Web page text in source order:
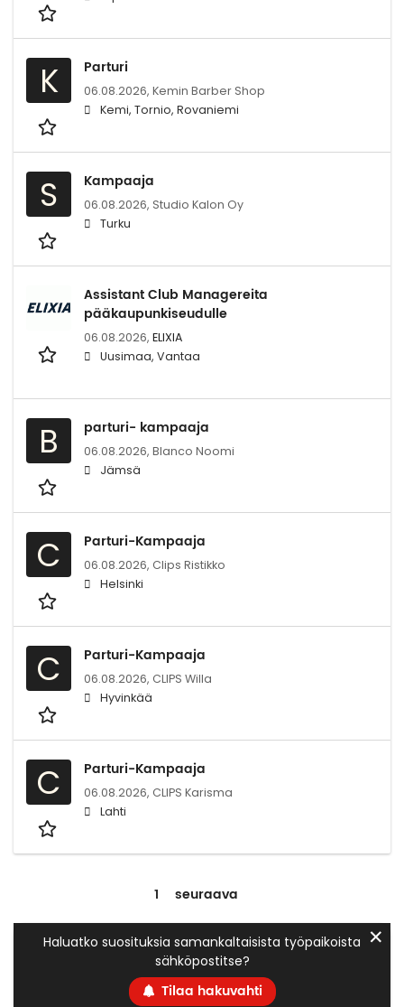
K Parturi
06.08.2026, Kemin Barber Shop
Kemi, Tornio, Rovaniemi
S Kampaaja
06.08.2026, Studio Kalon Oy
Turku
Assistant Club Managereita
pääkaupunkiseudulle
06.08.2026, ELIXIA
Uusimaa, Vantaa
B parturi- kampaaja
06.08.2026, Blanco Noomi
Jämsä
C Parturi-Kampaaja
06.08.2026, Clips Ristikko
Helsinki
C Parturi-Kampaaja
06.08.2026, CLIPS Willa
Hyvinkää
C Parturi-Kampaaja
06.08.2026, CLIPS Karisma
Lahti
1 seuraava
Haluatko suosituksia samankaltaisista työpaikoista
sähköpostitse?
Tilaa hakuvahti
✕